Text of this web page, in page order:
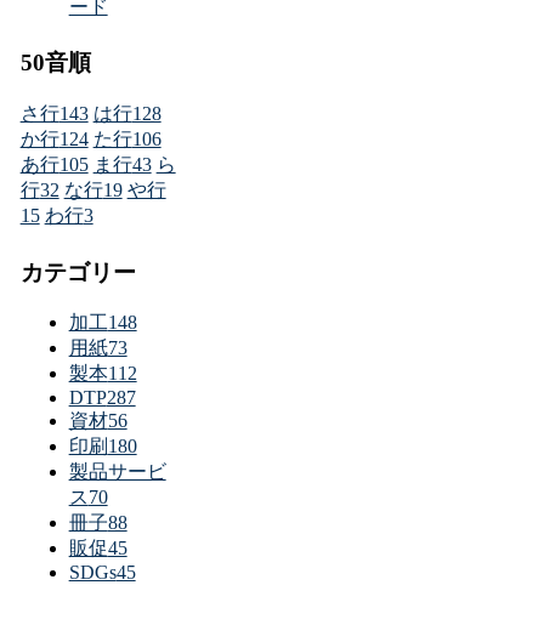
50音順
さ行143 は行128
か行124 た行106
あ行105 ま行43 ら
行32 な行19 や行
15 わ行3
カテゴリー
加工148
用紙73
製本112
DTP287
資材56
印刷 180
製品サービ
ス70
冊子88
販促45
SDGs45